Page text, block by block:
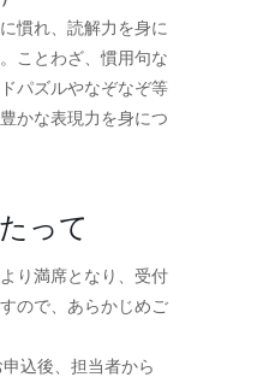
慣れ、読解力を身に
ことわざ、慣用句な
パズルやなぞなぞ等
かな表現力を身につ
って
り満席となり、受付
ので、あらかじめご
込後、担当者から